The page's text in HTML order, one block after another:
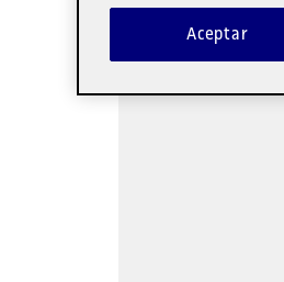
Aceptar